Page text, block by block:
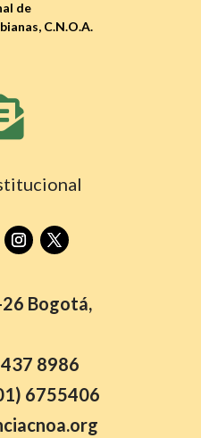
de
C.N.O.A.
26 Bogotá,
8986
6755406